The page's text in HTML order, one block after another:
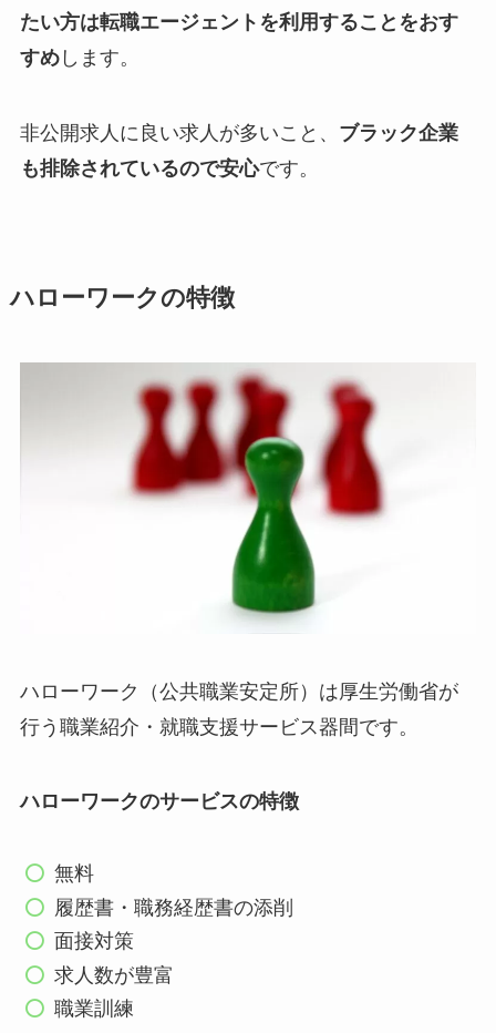
たい方は転職エージェントを利用することをおす
すめします。
非公開求人に良い求人が多いこと、 ブラック企業
も排除されているので安心です。
ハローワークの特徴
ハローワーク（公共職業安定所）は厚生労働省が
行う職業紹介・就職支援サービス器間です。
ハローワークのサービスの特徴
無料
履歴書・職務経歴書の添削
面接対策
求人数が豊富
職業訓練